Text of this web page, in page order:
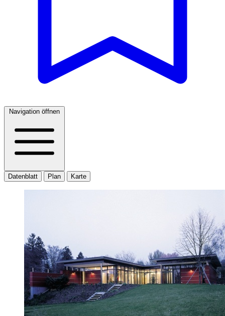
Navigation öffnen
Datenblatt Plan Karte